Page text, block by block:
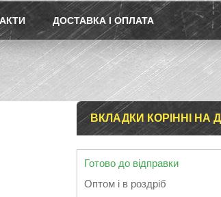
ДОСТАВКА І ОПЛАТА
ВКЛАДКИ КОРІННІ НА
Готово до відправки
Оптом і в роздріб